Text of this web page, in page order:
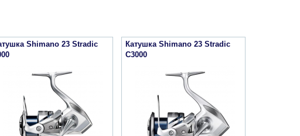
Shimano 23 Stradic
Катушка Shimano 23 Stradic
C3000